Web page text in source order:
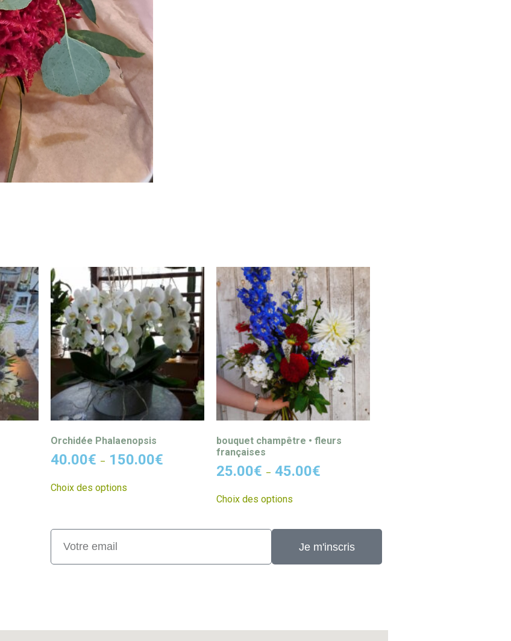
Orchidée Phalaenopsis
40.00€ – 150.00€
Choix des options
bouquet champêtre • fleurs
françaises
25.00€ – 45.00€
Choix des options
Je m'inscris